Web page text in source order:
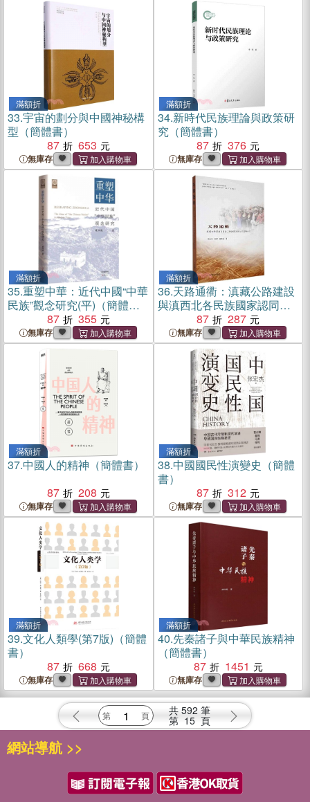
滿額折
33.宇宙的劃分與中國神秘構
型（簡體書）
87
653
無庫存
滿額折
34.新時代民族理論與政策研
究（簡體書）
87
376
無庫存
滿額折
35.重塑中華：近代中國“中華
民族”觀念研究(平)（簡體
87 355
無庫存
滿額折
36.天路通衢：滇藏公路建設
與滇西北各民族國家認同構
建研究（簡體書）
87 287
無庫存
滿額折
37.中國人的精神（簡體書）
87
208
無庫存
滿額折
38.中國國民性演變史（簡體
書）
87
312
無庫存
滿額折
39.文化人類學(第7版)（簡體
書）
87
668
無庫存
滿額折
40.先秦諸子與中華民族精神
（簡體書）
87
1451
無庫存
共 592 筆
第 15 頁
網站導航 >>